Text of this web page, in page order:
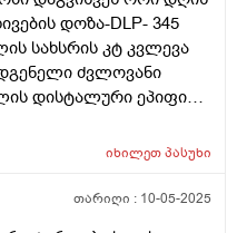
დოზა-DLP- 345
სახსრის კტ კვლევა
ძვლოვანი
დისტალური ეპიფიზი,
როკთაშუა
იხილეთპასუხი
თარიღი : 10-05-2025